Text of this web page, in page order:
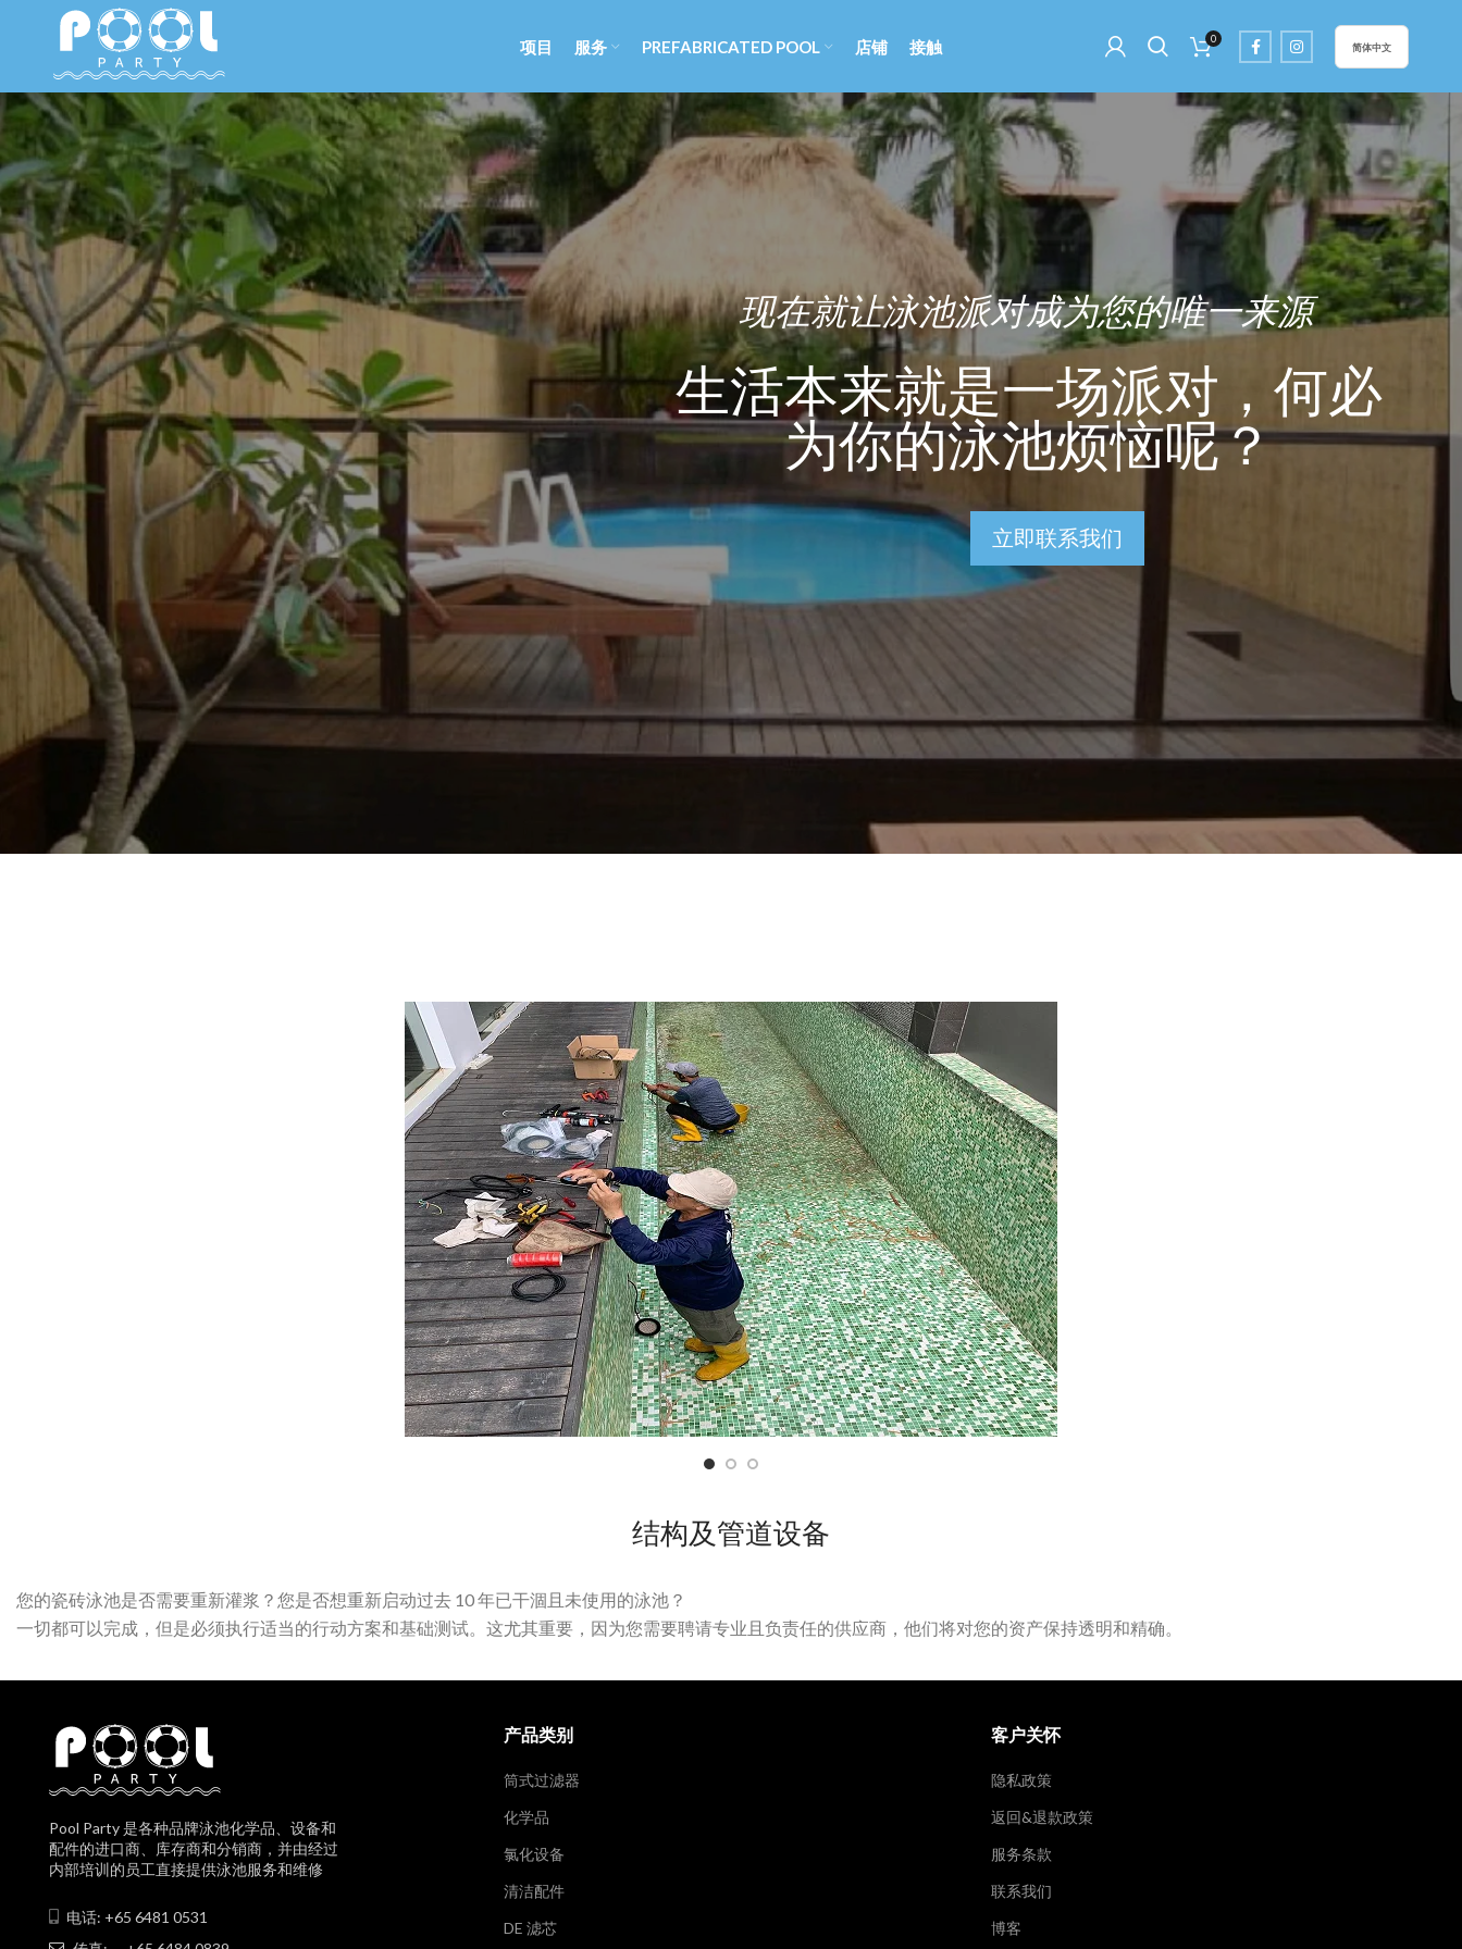
项目 服务 PREFABRICATED POOL 店铺 接触 0
简体中文
立即联系我们
现在就让泳池派对成为您的唯一来源
生活本来就是一场派对，何必
为你的泳池烦恼呢？
结构及管道设备
您的瓷砖泳池是否需要重新灌浆？您是否想重新启动过去 10 年已干涸且未使用的泳池？
一切都可以完成，但是必须执行适当的行动方案和基础测试。这尤其重要，因为您需要聘请专业且负责任的供应商，他们将对您的资产保持透明和精确。
Pool Party 是各种品牌泳池化学品、设备和
配件的进口商、库存商和分销商，并由经过
内部培训的员工直接提供泳池服务和维修
电话: +65 6481 0531
产品类别
筒式过滤器
化学品
氯化设备
清洁配件
DE 滤芯
客户关怀
隐私政策
返回&退款政策
服务条款
联系我们
博客